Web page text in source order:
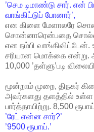
’செம டிமாண்டு சார். என்
வாங்கிட்டுப் போனார்’,
என கிளை மேளாலரே
சொன்னாரென்பதை
என நம்பி வாங்கிவிட்டேன்.
சரியான மொக்கை
10,000 ’தள்ளு’படி
மூன்றாம் முறை, திநகர்
அவர்களது தளத்தில் உள்ள
பார்த்தாயிற்று. 8,500
’ரேட் என்ன சார்?’
’9500 ரூபாய்.’